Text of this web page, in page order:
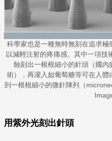
科學家也是一種無時無刻在追求
以減輕注射的疼痛感。其中一項技
蝕刻出一根根細小的針頭（國
術），再灌入如葡萄糖等可在人
到一根根細小的微針陣列（
用紫外光刻出針頭